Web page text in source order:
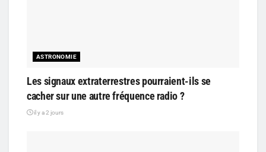
ASTRONOMIE
Les signaux extraterrestres pourraient-ils se
cacher sur une autre fréquence radio ?
il y a 2 jours